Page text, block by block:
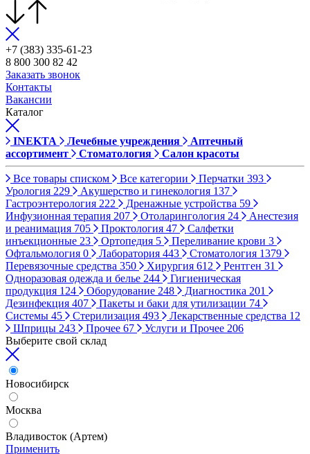
+7 (383) 335-61-23
8 800 300 82 42
Заказать звонок
Контакты
Вакансии
Каталог
INEKTA Лечебные учреждения
Аптечный
ассортимент
Стоматология Салон красоты
Все товары списком Все категории Перчатки 393
Урология 229 Акушерство и гинекология 137
Гастроэнтерология 222 Дренажные устройства 59
Инфузионная терапия 207 Отоларингология 24
Анестезия
и реанимация 705 Проктология 47
Салфетки
инъекционные 23 Ортопедия 5 Переливание крови 3
Офтальмология 0 Лаборатория 443 Стоматология 1379
Перевязочные средства 350 Хирургия 612 Рентген 31
Одноразовая одежда и белье 244
Гигиеническая
продукция 124 Оборудование 248 Диагностика 201
Дезинфекция 407 Пакеты и баки для утилизации 74
Системы 45 Стерилизация 493 Лекарственные средства 12
Шприцы 243 Прочее 67 Услуги и Прочее 206
Выберите свой склад
Новосибирск
Москва
Владивосток (Артем)
Применить